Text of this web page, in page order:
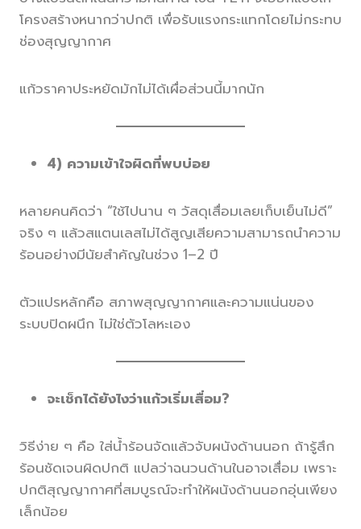
โครงสร้างหนากว่าปกติ เพื่อรับแรงกระแทกโดยไม่กระทบ
ช่องสุญญากาศ
แก้วราคาประหยัดมักไม่ได้เผื่อส่วนนี้มากนัก
4) ความเข้าใจผิดที่พบบ่อย
หลายคนคิดว่า “ใช้ไปนาน ๆ วัสดุเสื่อมเลยเก็บเย็นไม่ดี”
จริง ๆ แล้วสแตนเลสไม่ได้สูญเสียความสามารถนำความ
ร้อนอย่างมีนัยสำคัญในช่วง 1–2 ปี
ตัวแปรหลักคือ สภาพสุญญากาศและความแน่นของ
ระบบปิดผนึก ไม่ใช่ตัวโลหะเอง
จะเช็กได้ยังไงว่าแก้วเริ่มเสื่อม?
วิธีง่าย ๆ คือ ใส่น้ำร้อนจัดแล้วจับผนังด้านนอก ถ้ารู้สึก
ร้อนชัดเจนผิดปกติ แปลว่าฉนวนด้านในอาจเสื่อม เพราะ
ปกติสุญญากาศที่สมบูรณ์จะทำให้ผนังด้านนอกอุ่นเพียง
เล็กน้อย